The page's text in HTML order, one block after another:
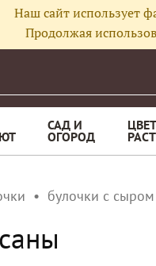
Наш сайт использует
Продолжая
САД И
ОГОРОД
булочки с сыром